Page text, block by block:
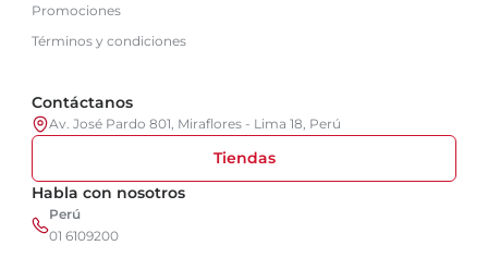
Promociones
Términos y condiciones
Contáctanos
Av. José Pardo 801, Miraflores - Lima 18, Perú
Tiendas
Habla con nosotros
Perú
01 6109200